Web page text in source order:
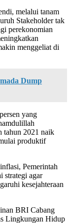
melalui tanam
Stakeholder tak
perekonomian
menggeliat di
Dump
yang
tahun 2021 naik
produktif
Pemerintah
strategi agar
kesejahteraan
BRI Cabang
Lingkungan Hidup